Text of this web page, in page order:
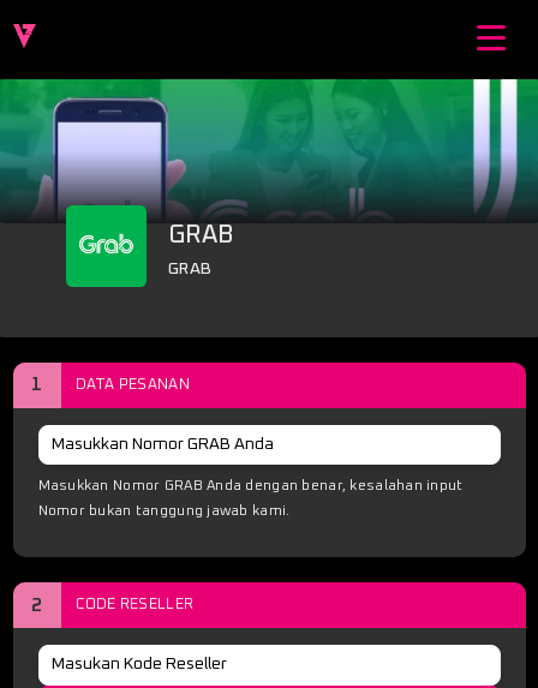
GRAB
GRAB
1 DATA PESANAN
Masukkan Nomor GRAB Anda dengan benar, kesalahan input
Nomor bukan tanggung jawab kami.
2 CODE RESELLER